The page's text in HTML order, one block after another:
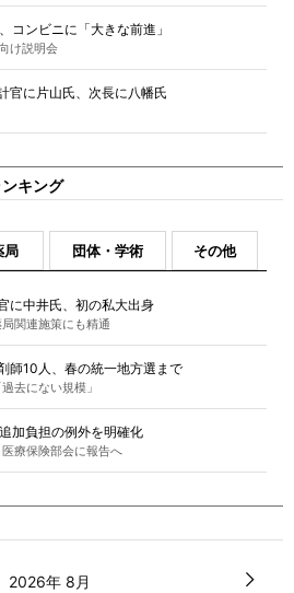
コンビニに「大きな前進」
け説明会
官に片山氏、次長に八幡氏
キング
局 団体・学術 その他
に中井氏、初の私大出身
関連施策にも精通
師10人、春の統一地方選まで
去にない規模」
加負担の例外を明確化
療保険部会に報告へ
2026年 8月